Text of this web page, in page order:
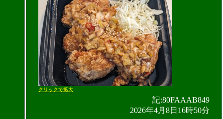
クリックで拡大
記:80FAAAB849
2026年4月8日16時50分